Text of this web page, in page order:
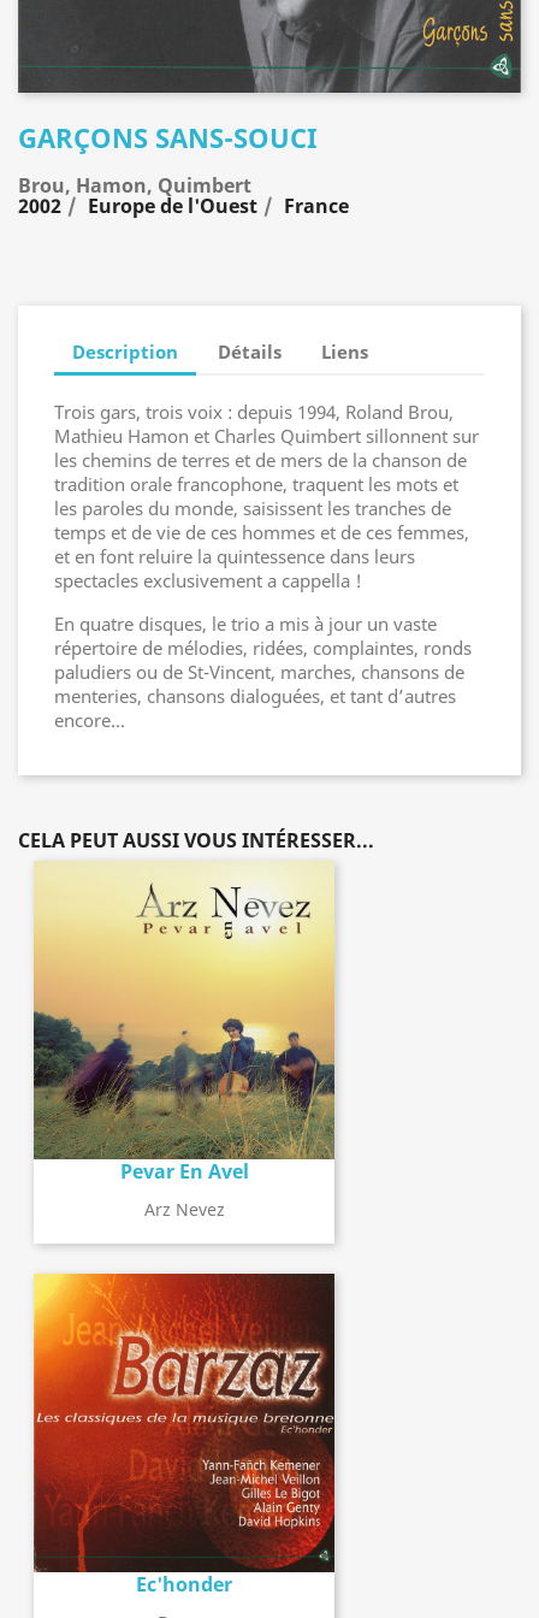
GARÇONS SANS-SOUCI
Brou, Hamon, Quimbert
2002 Europe de l'Ouest France
Description Détails Liens
Trois gars, trois voix : depuis 1994, Roland Brou,
Mathieu Hamon et Charles Quimbert sillonnent sur
les chemins de terres et de mers de la chanson de
tradition orale francophone, traquent les mots et
les paroles du monde, saisissent les tranches de
temps et de vie de ces hommes et de ces femmes,
et en font reluire la quintessence dans leurs
spectacles exclusivement a cappella !
En quatre disques, le trio a mis à jour un vaste
répertoire de mélodies, ridées, complaintes, ronds
paludiers ou de St-Vincent, marches, chansons de
menteries, chansons dialoguées, et tant d’autres
encore…
CELA PEUT AUSSI VOUS INTÉRESSER...
Pevar En Avel
Arz Nevez
Ec'honder